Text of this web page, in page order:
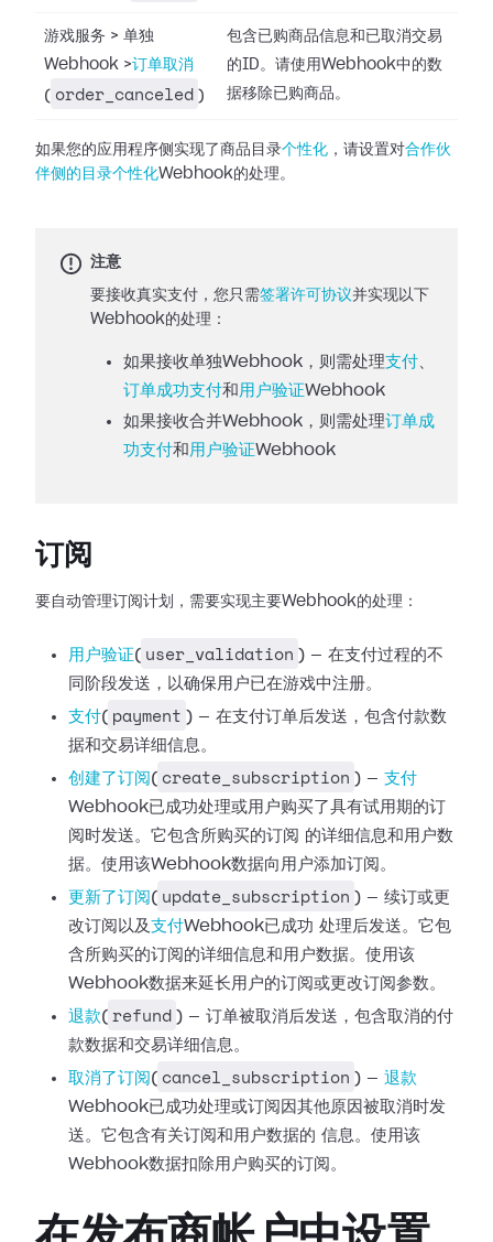
游戏服务 > 单独
Webhook >订单取消
( order_canceled )
包含已购商品信息和已取消交易
的ID。请使用Webhook中的数
据移除已购商品。
如果您的应用程序侧实现了商品目录个性化 ，请设置对合作伙
伴侧的目录个性化Webhook的处理。
注意
要接收真实支付，您只需签署许可协议并实现以下
Webhook的处理：
如果接收单独Webhook，则需处理支付、
订单成功支付和 用户验证Webhook
如果接收合并Webhook，则需处理订单成
功支付和 用户验证Webhook
订阅
要自动管理订阅计划，需要实现主要Webhook的处理：
用户验证( user_validation ) — 在支付过程的不
同阶段发送，以确保用户已在游戏中注册。
支付( payment ) — 在支付订单后发送，包含付款数
据和交易详细信息。
创建了订阅 ( create_subscription ) — 支付
Webhook已成功处理或用户购买了具有试用期的订
阅时发送。它包含所购买的订阅 的详细信息和用户数
据。使用该Webhook数据向用户添加订阅。
更新了订阅 ( update_subscription ) — 续订或更
改订阅以及 支付Webhook已成功 处理后发送。它包
含所购买的订阅的详细信息和用户数据。使用该
Webhook数据来延长用户的订阅或更改订阅参数。
退款( refund ) — 订单被取消后发送，包含取消的付
款数据和交易详细信息。
取消了订阅 ( cancel_subscription ) — 退款
Webhook已成功处理或订阅因其他原因被取消时发
送。它包含有关订阅和用户数据的 信息。使用该
Webhook数据扣除用户购买的订阅。